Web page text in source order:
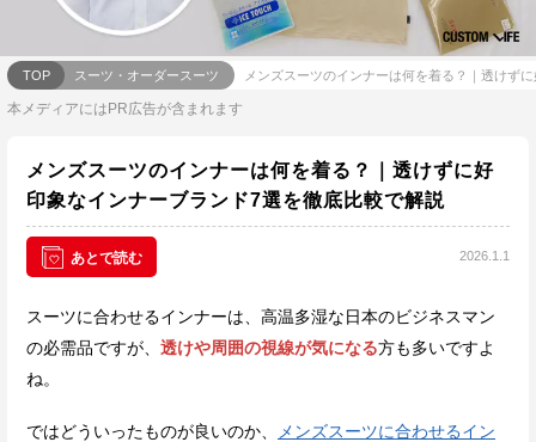
TOP スーツ・オーダースーツ メンズスーツのインナーは何を着る？｜透けず
本メディアにはPR広告が含まれます
メンズスーツのインナーは何を着る？｜透けずに好
印象なインナーブランド7選を徹底比較で解説
あとで読む 2026.1.1
スーツに合わせるインナーは、高温多湿な日本のビジネスマン
の必需品ですが、 透けや周囲の視線が気になる方も多いですよ
ね。
ではどういったものが良いのか、
メンズスーツに合わせるイン